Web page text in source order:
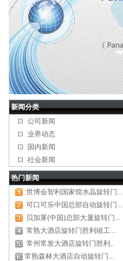
新闻分类
公司新闻
业界动态
国内新闻
社会新闻
热门新闻
世博会智利国家馆水晶旋转门...
可口可乐中国总部自动旋转门...
贝加莱(中国)总部大厦旋转门...
常熟大酒店旋转门胜利竣工...
常州常发大酒店旋转门胜利..
常熟森林大酒店自动旋转门...